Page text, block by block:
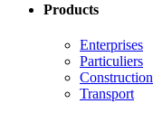
Products
Enterprises
Particuliers
Construction
Transport